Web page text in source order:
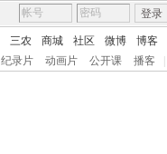
登录
三农 商城 社区 微博 博客
纪录片 动画片 公开课 播客